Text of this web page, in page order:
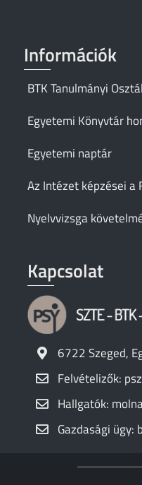
Információk
BTK Tanulmányi
Egyetemi Könyvtár
Egyetemi naptár
Az Intézet képzései a
Nyelvvizsga
Kapcsolat
6722 Szeged,
Felvételizők:
Hallgatók:
Gazdasági